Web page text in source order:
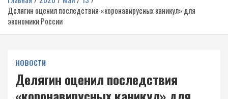
Делягин оценил последствия «коронавирусных каникул» для
экономики России
НОВОСТИ
Делягин оценил последствия